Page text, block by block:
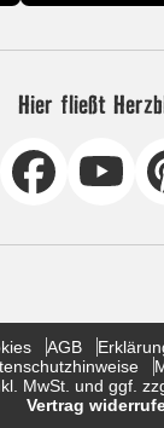
Hier fließt
AGB
MwSt. und ggf.
Vertrag